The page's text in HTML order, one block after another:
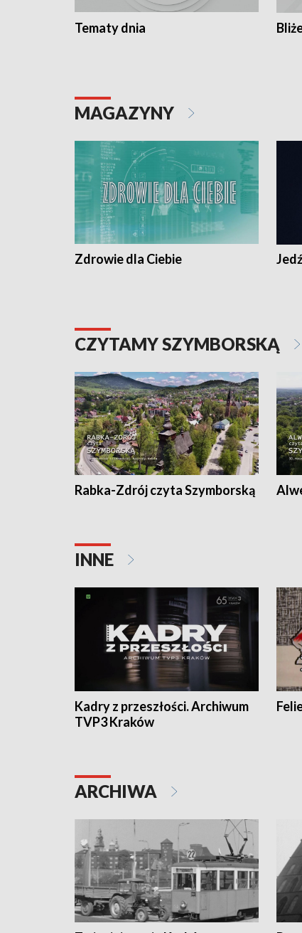
Tematy dnia
MAGAZYNY
Zdrowie dla Ciebie
CZYTAMY SZYMBORSKĄ
Rabka-Zdrój czyta Szymborską
INNE
Kadry z przeszłości. Archiwum
TVP3 Kraków
ARCHIWA